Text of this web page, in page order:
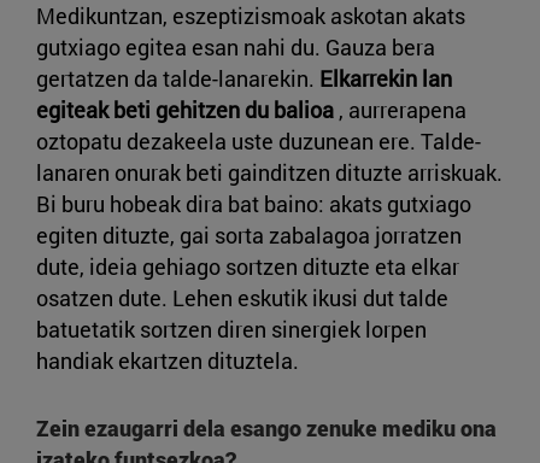
Medikuntzan, eszeptizismoak askotan akats
gutxiago egitea esan nahi du. Gauza bera
gertatzen da talde-lanarekin. Elkarrekin lan
egiteak beti gehitzen du balioa , aurrerapena
oztopatu dezakeela uste duzunean ere. Talde-
lanaren onurak beti gainditzen dituzte arriskuak.
Bi buru hobeak dira bat baino: akats gutxiago
egiten dituzte, gai sorta zabalagoa jorratzen
dute, ideia gehiago sortzen dituzte eta elkar
osatzen dute. Lehen eskutik ikusi dut talde
batuetatik sortzen diren sinergiek lorpen
handiak ekartzen dituztela.
Zein ezaugarri dela esango zenuke mediku ona